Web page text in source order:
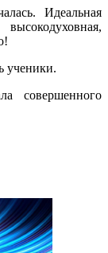
Идеальная
ученики.
совершенного